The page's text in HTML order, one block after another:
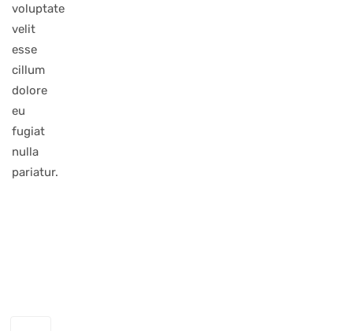
voluptate
velit
esse
cillum
dolore
eu
fugiat
nulla
pariatur.